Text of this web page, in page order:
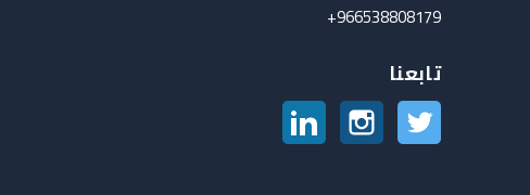
966538808179+
تابعنا
تويتر انستغرام